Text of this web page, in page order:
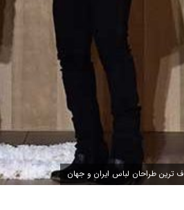
ترین طراحان لباس ایران و جهان